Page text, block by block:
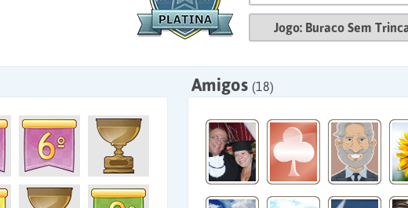
Amigos (18)